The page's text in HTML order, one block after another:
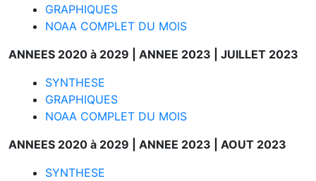
GRAPHIQUES
NOAA COMPLET DU MOIS
ANNEES 2020 à 2029 | ANNEE 2023 | JUILLET 2023
SYNTHESE
GRAPHIQUES
NOAA COMPLET DU MOIS
ANNEES 2020 à 2029 | ANNEE 2023 | AOUT 2023
SYNTHESE